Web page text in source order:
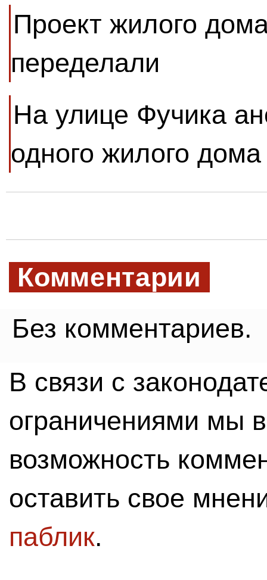
Проект жилого
переделали
На улице Фучика
одного жилого
Комментарии
Без комментариев.
В связи с
ограничениями мы
возможность
оставить свое
паблик.